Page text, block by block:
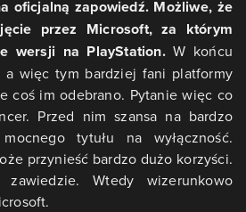
oficjalną zapowiedź. Możliwe, że
przez Microsoft, za którym
wersji na PlayStation.W końcu
a więc tym bardziej fani platformy
coś im odebrano. Pytanie więc co
Przed nim szansa na bardzo
tytułu na wyłączność.
przynieść bardzo dużo korzyści.
Wtedy wizerunkowo